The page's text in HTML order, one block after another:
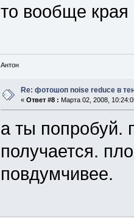
то вообще
Антон
Re: фотошоп noise reduсe в
« Ответ #8 : Марта 02, 2008,
а ты попробуй.
получается.
повдумчивее.